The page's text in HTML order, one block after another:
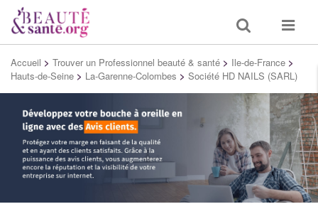
Toggle
search
Toggle
Accueil > Trouver un Professionnel beauté & santé > Ile-de-France >
Hauts-de-Seine > La-Garenne-Colombes > Société HD NAILS (SARL)